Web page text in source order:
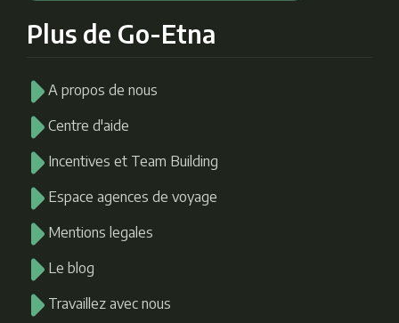
Plus de Go-Etna
A propos de nous
Centre d'aide
Incentives et Team Building
Espace agences de voyage
Mentions legales
Le blog
Travaillez avec nous